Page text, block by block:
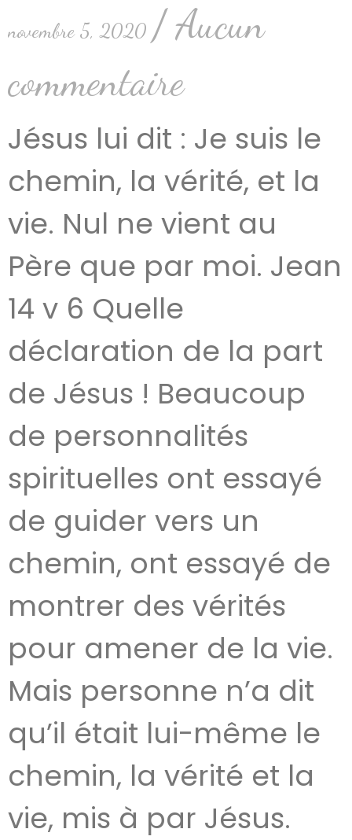
novembre 5, 2020
Aucun
commentaire
Jésus lui dit : Je suis le
chemin, la vérité, et la
vie. Nul ne vient au
Père que par moi. Jean
14 v 6 Quelle
déclaration de la part
de Jésus ! Beaucoup
de personnalités
spirituelles ont essayé
de guider vers un
chemin, ont essayé de
montrer des vérités
pour amener de la vie.
Mais personne n’a dit
qu’il était lui-même le
chemin, la vérité et la
vie, mis à par Jésus.